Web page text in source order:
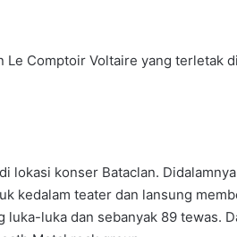
Le Comptoir Voltaire yang terletak
lokasi konser Bataclan.
kedalam teater dan lansung
luka-luka dan sebanyak 89 tewas.